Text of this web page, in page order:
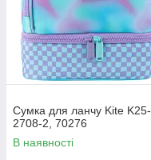
Сумка для ланчу Kite K25-
2708-2, 70276
В наявності